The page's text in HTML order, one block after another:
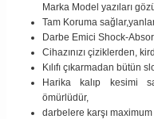
Marka Model yazıları
Tam Koruma
Darbe Emici Shock-
Cihazınızı çiziklerden,
Kılıfı çıkarmadan bütün
Harika kalıp kesimi
ömürlüdür,
darbelere karşı